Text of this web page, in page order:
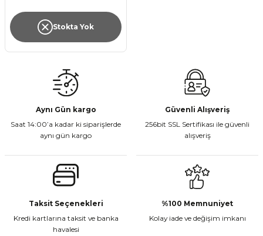
Stokta Yok
Aynı Gün kargo
Saat 14:00’a kadar ki siparişlerde
aynı gün kargo
Güvenli Alışveriş
256bit SSL Sertifikası ile güvenli
alışveriş
Taksit Seçenekleri
Kredi kartlarına taksit ve banka
havalesi
%100 Memnuniyet
Kolay iade ve değişim imkanı